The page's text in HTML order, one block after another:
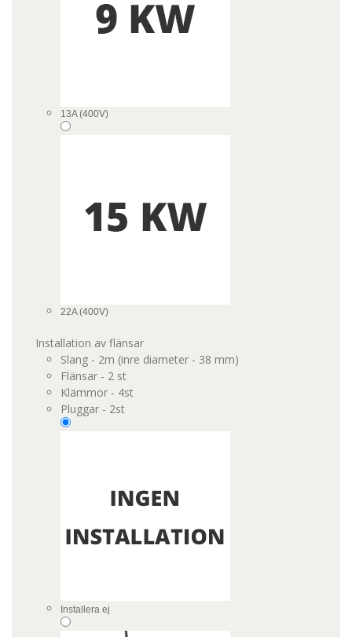
13A (400V)
22A (400V)
Installation av flänsar
Slang - 2m (inre diameter - 38 mm)
Flänsar - 2 st
Klämmor - 4st
Pluggar - 2st
Installera ej